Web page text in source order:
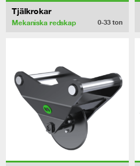
Tjälkrokar
Mekaniska redskap 0-33 ton